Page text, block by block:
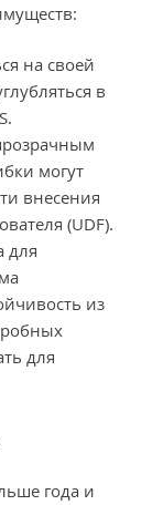
на своей
в
могут
внесения
(UDF).
для
из
для
года и